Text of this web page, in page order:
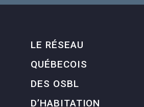
LE RÉSEAU
QUÉBECOIS
DES OSBL
D’HABITATION